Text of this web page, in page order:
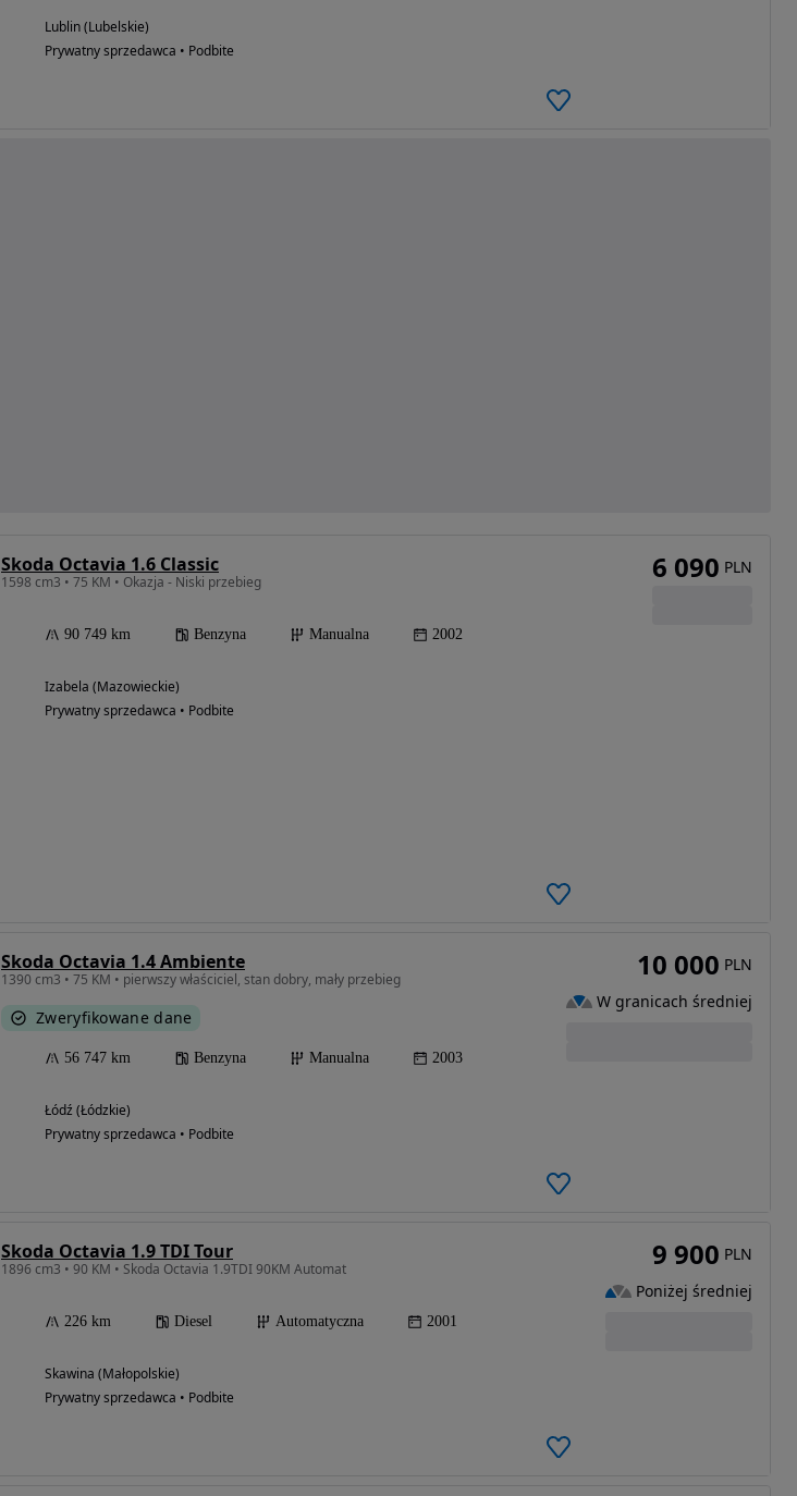
Lublin (Lubelskie)
Prywatny sprzedawca • Podbite
Skoda Octavia 1.6 Classic
1598 cm3 • 75 KM • Okazja - Niski przebieg
90 749 km Benzyna Manualna 2002
Izabela (Mazowieckie)
Prywatny sprzedawca • Podbite
6 090 PLN
Skoda Octavia 1.4 Ambiente
1390 cm3 • 75 KM • pierwszy właściciel, stan dobry, mały przebieg
Zweryfikowane dane
56 747 km Benzyna Manualna 2003
Łódź (Łódzkie)
Prywatny sprzedawca • Podbite
10 000 PLN
W granicach średniej
Skoda Octavia 1.9 TDI Tour
1896 cm3 • 90 KM • Skoda Octavia 1.9TDI 90KM Automat
226 km Diesel Automatyczna 2001
Skawina (Małopolskie)
Prywatny sprzedawca • Podbite
9 900 PLN
Poniżej średniej